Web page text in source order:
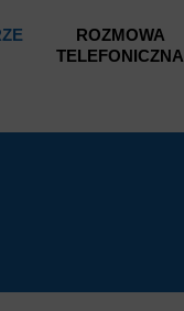
ROZMOWA
TELEFONICZNA